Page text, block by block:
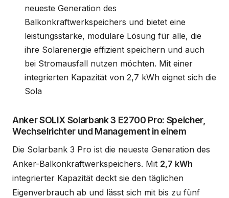
neueste Generation des
Balkonkraftwerkspeichers und bietet eine
leistungsstarke, modulare Lösung für alle, die
ihre Solarenergie effizient speichern und auch
bei Stromausfall nutzen möchten. Mit einer
integrierten Kapazität von 2,7 kWh eignet sich die
Sola
Anker SOLIX Solarbank 3 E2700 Pro: Speicher,
Wechselrichter und Management in einem
Die Solarbank 3 Pro ist die neueste Generation des
Anker-Balkonkraftwerkspeichers. Mit 2,7 kWh
integrierter Kapazität deckt sie den täglichen
Eigenverbrauch ab und lässt sich mit bis zu fünf